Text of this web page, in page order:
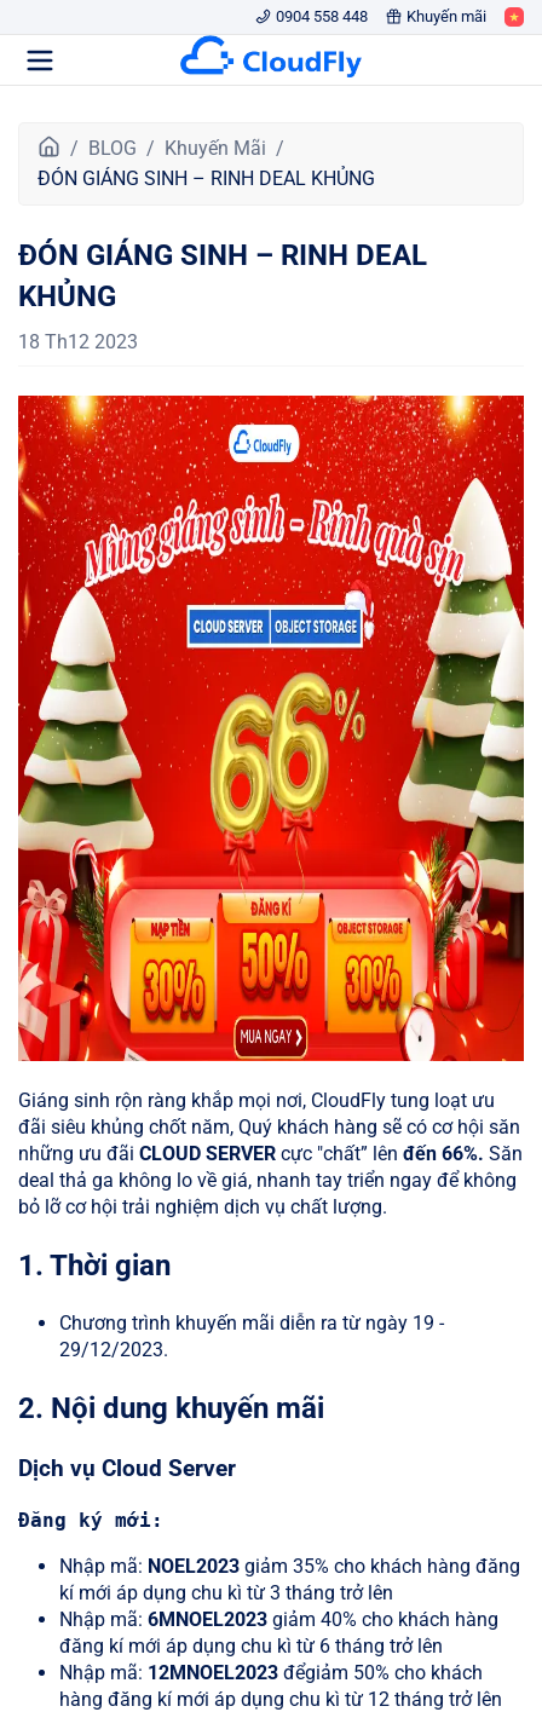
0904 558 448 Khuyến mãi
r
g
c
h
ủ
BLOG
Khuyến Mãi
ĐÓN GIÁNG SINH – RINH DEAL KHỦNG
ĐÓN GIÁNG SINH – RINH DEAL
KHỦNG
18 Th12 2023
Giáng sinh rộn ràng khắp mọi nơi, CloudFly tung loạt ưu
đãi siêu khủng chốt năm, Quý khách hàng sẽ có cơ hội săn
những ưu đãi CLOUD SERVER cực "chất” lên đến 66%. Săn
deal thả ga không lo về giá, nhanh tay triển ngay để không
bỏ lỡ cơ hội trải nghiệm dịch vụ chất lượng.
1. Thời gian
Chương trình khuyến mãi diễn ra từ ngày 19 -
29/12/2023.
2. Nội dung khuyến mãi
Dịch vụ Cloud Server
Đăng ký mới:
Nhập mã: NOEL2023 giảm 35% cho khách hàng đăng
kí mới áp dụng chu kì từ 3 tháng trở lên
Nhập mã: 6MNOEL2023 giảm 40% cho khách hàng
đăng kí mới áp dụng chu kì từ 6 tháng trở lên
Nhập mã: 12MNOEL2023 đểgiảm 50% cho khách
hàng đăng kí mới áp dụng chu kì từ 12 tháng trở lên